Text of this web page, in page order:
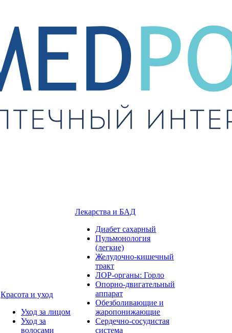
Красота и уход
Уход за лицом
Уход за
волосами
Лекарства и БАД
Диабет сахарный
Пульмонология
(легкие)
Желудочно-кишечный
тракт
ЛОР-органы: Горло
Опорно-двигательный
аппарат
Обезболивающие и
жаропонижающие
Сердечно-сосудистая
система